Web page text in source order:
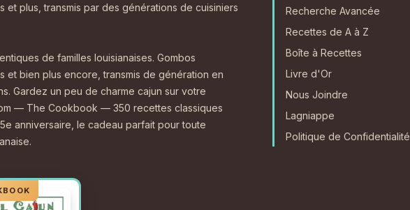
et plus, transmis par des générations de cuisiniers
de familles louisianaises. Gombos
et bien plus encore, transmis de génération en
Gardez un peu de charme cajun sur votre
— The Cookbook — 350 recettes classiques
anniversaire, le cadeau parfait pour toute
Recherche Avancée
Recettes de A à Z
Boîte à Recettes
Livre d'Or
Nous Joindre
Lagniappe
Politique de Confidentialité